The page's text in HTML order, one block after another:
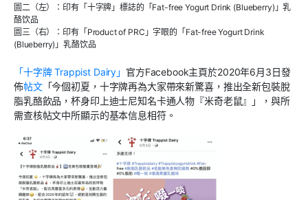
圖二（左）：印有「十字牌」標誌的「Fat-free Yogurt Drink (Blueberry)」乳
酪饮品
圖三（右）：印有「Product of PRC」字眼的「Fat-free Yogurt Drink
(Blueberry)」乳酪饮品
「十字牌 Trappist Dairy」 官方Facebook主頁於2020年6月3日發
佈帖文「今個初夏，十字牌再為大家帶來新驚喜，推出全新包裝脫
脂乳酪飲品，杯身印上迪士尼知名卡通人物『米奇老鼠』」，與所
需查核帖文中所顯示的基本信息相符。